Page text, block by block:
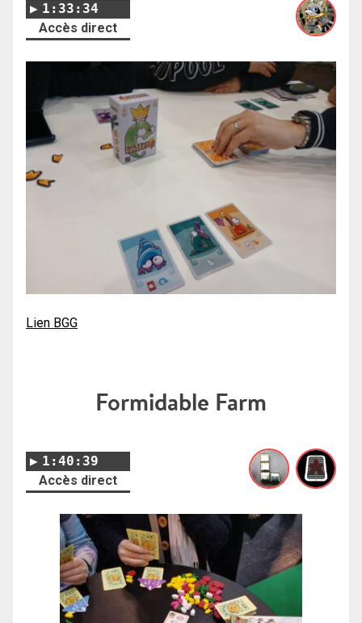
1:33:34
Accès direct
Lien BGG
Formidable Farm
1:40:39
Accès direct